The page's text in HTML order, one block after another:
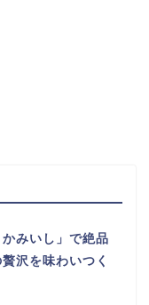
みいし」で絶品
沢を味わいつく